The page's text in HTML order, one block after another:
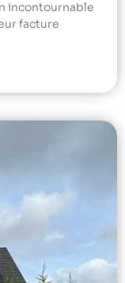
incontournable
facture